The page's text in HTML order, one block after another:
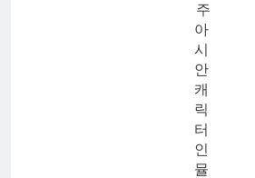
주
아
시
안
캐
릭
터
인
뮬